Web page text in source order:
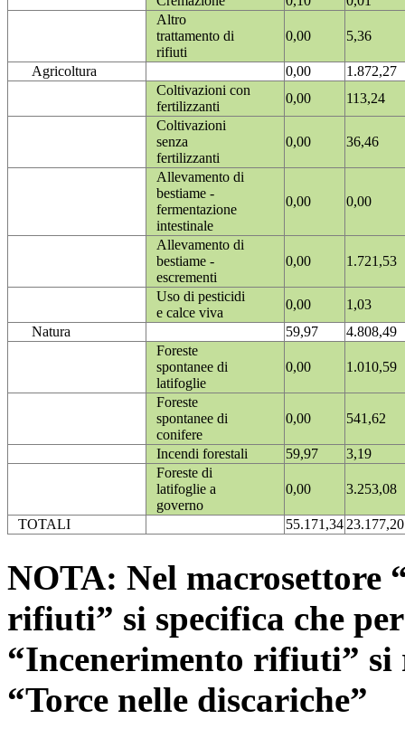
Altro
trattamento di
rifiuti
0,00 5,36
Agricoltura 0,00
1.872,27
Coltivazioni con
fertilizzanti
0,00
113,24
Coltivazioni
senza
fertilizzanti
0,00 36,46
Allevamento di
bestiame -
fermentazione
intestinale
0,00 0,00
Allevamento di
bestiame -
escrementi
0,00 1.721,53
Uso di pesticidi
e calce viva
0,00
1,03
Natura
59,97
4.808,49
Foreste
spontanee di
latifoglie
0,00 1.010,59
Foreste
spontanee di
conifere
0,00 541,62
Incendi forestali 59,97
3,19
Foreste di
latifoglie a
governo
0,00 3.253,08
TOTALI 55.171,3423.177,20
NOTA: Nel macrosettore
rifiuti” si specifica che
“Incenerimento rifiuti”
“Torce nelle discariche”